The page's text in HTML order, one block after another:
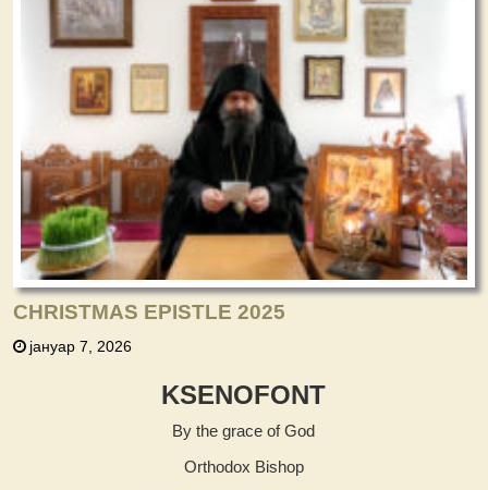
CHRISTMAS EPISTLE 2025
јануар 7, 2026
KSENOFONT
By the grace of God
Orthodox Bishop